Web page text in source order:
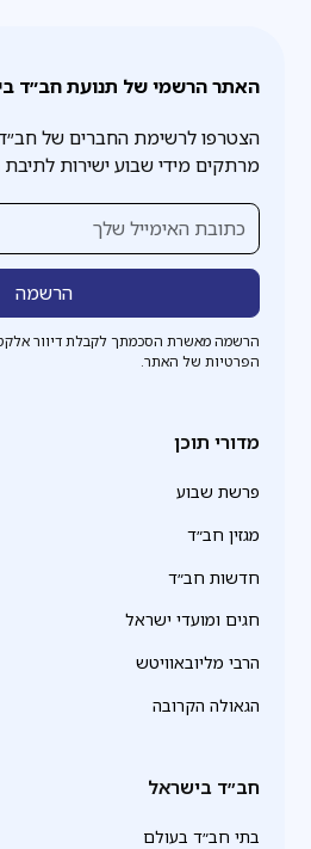
האתר הרשמי של תנועת חב״ד
הצטרפו לרשימת החברים של
מרתקים מידי שבוע ישירות
הרשמה מאשרת הסכמתך לקבלת דיוור
הפרטיות של האתר.
מדורי תוכן
פרשת שבוע
מגזין חב״ד
חדשות חב״ד
חגים ומועדי ישראל
הרבי מליובאוויטש
הגאולה הקרובה
חב״ד בישראל
בתי חב״ד בעולם